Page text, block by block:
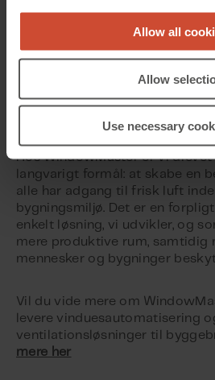
Allow all
Allow
Use necessary
naturlig ventilation i bygninger
ambition om at levere de
indeklimaløsninger i verden.
fra vores hovedkvarter i
Drevet af vores formål
Hos WindowMaster er vi
langvarigt formål: at skabe en
alle har adgang til frisk luft
bygningsmiljø. Det er en
enkelt løsning, vi udvikler, og
mere produktive rum, samtidig
mennesker og bygninger
Vil du vide mere om
levere vinduesautomatisering
ventilationsløsninger til
mere her